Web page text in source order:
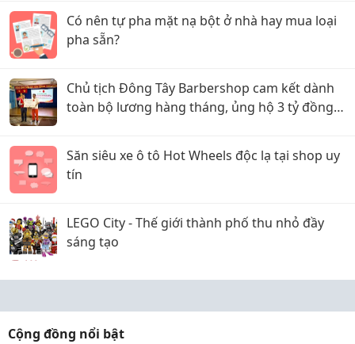
Có nên tự pha mặt nạ bột ở nhà hay mua loại
pha sẵn?
Chủ tịch Đông Tây Barbershop cam kết dành
toàn bộ lương hàng tháng, ủng hộ 3 tỷ đồng
Săn siêu xe ô tô Hot Wheels độc lạ tại shop uy
tín
LEGO City - Thế giới thành phố thu nhỏ đầy
sáng tạo
Cộng đồng nổi bật